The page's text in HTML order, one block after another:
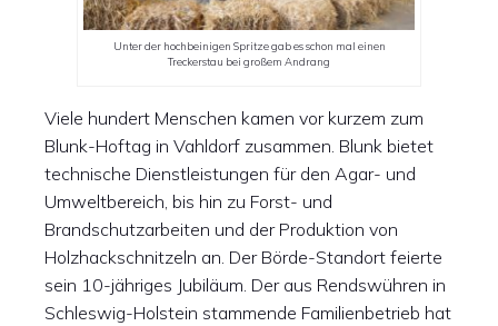
Unter der hochbeinigen Spritze gab es schon mal einen
Treckerstau bei großem Andrang
Viele hundert Menschen kamen vor kurzem zum
Blunk-Hoftag in Vahldorf zusammen. Blunk bietet
technische Dienstleistungen für den Agar- und
Umweltbereich, bis hin zu Forst- und
Brandschutzarbeiten und der Produktion von
Holzhackschnitzeln an. Der Börde-Standort feierte
sein 10-jähriges Jubiläum. Der aus Rendswühren in
Schleswig-Holstein stammende Familienbetrieb hat